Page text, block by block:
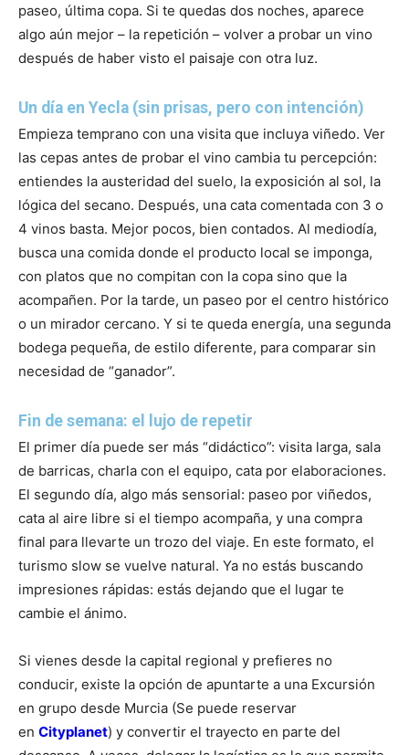
paseo, última copa. Si te quedas dos noches, aparece
algo aún mejor – la repetición – volver a probar un vino
después de haber visto el paisaje con otra luz.
Un día en Yecla (sin prisas, pero con intención)
Empieza temprano con una visita que incluya viñedo. Ver
las cepas antes de probar el vino cambia tu percepción:
entiendes la austeridad del suelo, la exposición al sol, la
lógica del secano. Después, una cata comentada con 3 o
4 vinos basta. Mejor pocos, bien contados. Al mediodía,
busca una comida donde el producto local se imponga,
con platos que no compitan con la copa sino que la
acompañen. Por la tarde, un paseo por el centro histórico
o un mirador cercano. Y si te queda energía, una segunda
bodega pequeña, de estilo diferente, para comparar sin
necesidad de “ganador”.
Fin de semana: el lujo de repetir
El primer día puede ser más “didáctico”: visita larga, sala
de barricas, charla con el equipo, cata por elaboraciones.
El segundo día, algo más sensorial: paseo por viñedos,
cata al aire libre si el tiempo acompaña, y una compra
final para llevarte un trozo del viaje. En este formato, el
turismo slow se vuelve natural. Ya no estás buscando
impresiones rápidas: estás dejando que el lugar te
cambie el ánimo.
Si vienes desde la capital regional y prefieres no
conducir, existe la opción de apuntarte a una Excursión
en grupo desde Murcia (Se puede reservar
en Cityplanet) y convertir el trayecto en parte del